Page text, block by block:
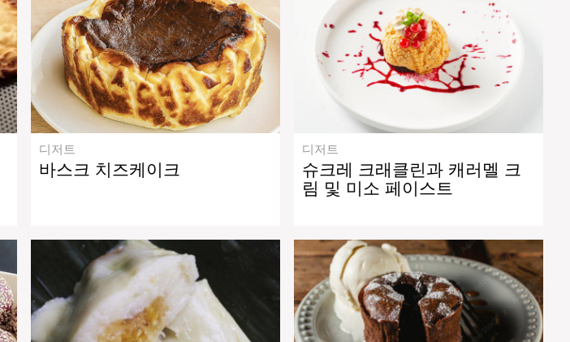
디저트
바스크 치즈케이크
디저트
슈크레 크래클린과 캐러멜 크
림 및 미소 페이스트